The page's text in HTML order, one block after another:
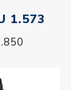
1.573